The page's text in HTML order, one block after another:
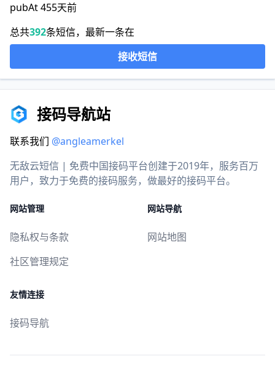
pubAt 455天前
总共392条短信，最新一条在
接收短信
接码导航站
联系我们 @angleamerkel
无敌云短信 | 免费中国接码平台创建于2019年，服务百万
用户，致力于免费的接码服务，做最好的接码平台。
网站管理
隐私权与条款
社区管理规定
网站导航
网站地图
友情连接
接码导航